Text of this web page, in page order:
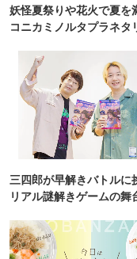
妖怪夏祭りや花火で夏を
コニカミノルタプラネタ
三四郎が早解きバトルに
リアル謎解きゲームの舞